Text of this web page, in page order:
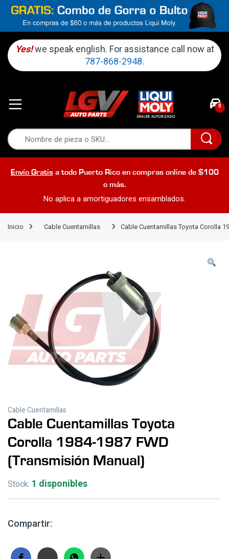
Yes! we speak english. For assistance call now at
787-868-2948.
0
Envío Gratisa todo Puerto Rico en compras online de $100
o más.
No aplica a amortiguadores ensamblados.
Inicio Cable Cuentamillas Cable Cuentamillas Toyota Corolla
Cable Cuentamillas
Cable Cuentamillas Toyota
Corolla 1984-1987 FWD
(Transmisión Manual)
Stock: 1 disponibles
Compartir: